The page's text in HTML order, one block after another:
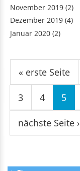
November 2019 (2)
Dezember 2019 (4)
Januar 2020 (2)
Seiten
« erste Seite
3 4 5
nächste Seite ›